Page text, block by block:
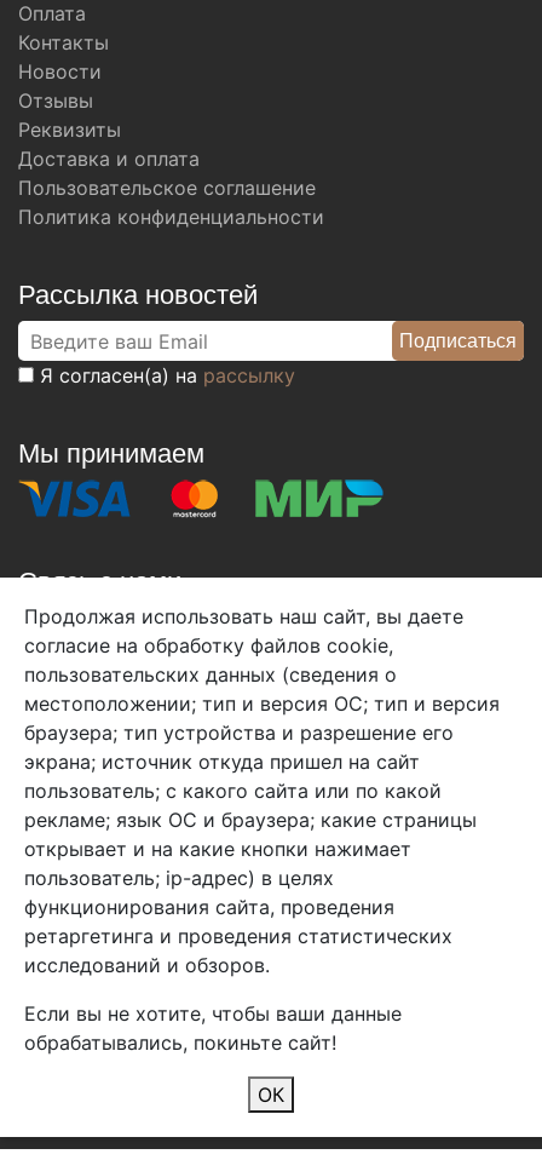
Оплата
Контакты
Новости
Отзывы
Реквизиты
Доставка и оплата
Пользовательское соглашение
Политика конфиденциальности
Рассылка новостей
Я согласен(а) на рассылку
Мы принимаем
Связь с нами
+7 (495) 933-38-08
info@arben-textile.ru- оптовые продажи
Арбен текстиль г. Щелково, пер.
1-й Советский д.25, владение 2.
Мы в соц. сетях
Продолжая использовать наш сайт, вы даете
согласие на обработку файлов cookie,
пользовательских данных (сведения о
местоположении; тип и версия ОС; тип и версия
браузера; тип устройства и разрешение его
экрана; источник откуда пришел на сайт
пользователь; с какого сайта или по какой
рекламе; язык ОС и браузера; какие страницы
открывает и на какие кнопки нажимает
пользователь; ip-адрес) в целях
функционирования сайта, проведения
ретаргетинга и проведения статистических
исследований и обзоров.
Если вы не хотите, чтобы ваши данные
обрабатывались, покиньте сайт!
ОК